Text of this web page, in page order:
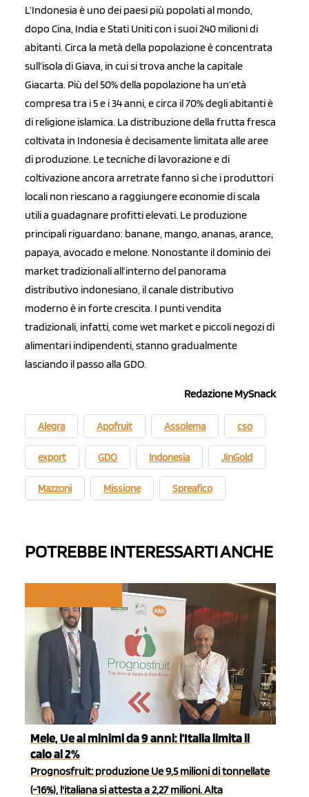
L’Indonesia è uno dei paesi più popolati al mondo,
dopo Cina, India e Stati Uniti con i suoi 240 milioni di
abitanti. Circa la metà della popolazione è concentrata
sull’isola di Giava, in cui si trova anche la capitale
Giacarta. Più del 50% della popolazione ha un’età
compresa tra i 5 e i 34 anni, e circa il 70% degli abitanti è
di religione islamica. La distribuzione della frutta fresca
coltivata in Indonesia è decisamente limitata alle aree
di produzione. Le tecniche di lavorazione e di
coltivazione ancora arretrate fanno sì che i produttori
locali non riescano a raggiungere economie di scala
utili a guadagnare profitti elevati. Le produzione
principali riguardano: banane, mango, ananas, arance,
papaya, avocado e melone. Nonostante il dominio dei
market tradizionali all’interno del panorama
distributivo indonesiano, il canale distributivo
moderno è in forte crescita. I punti vendita
tradizionali, infatti, come wet market e piccoli negozi di
alimentari indipendenti, stanno gradualmente
lasciando il passo alla GDO.
Redazione MySnack
Alegra Apofruit Assolema cso
export GDO Indonesia JinGold
Mazzoni Missione Spreafico
POTREBBE INTERESSARTI ANCHE
Mele, Ue ai minimi da 9 anni: l’Italia limita il
calo al 2%
Prognosfruit: produzione Ue 9,5 milioni di tonnellate
(-16%), l'italiana si attesta a 2,27 milioni. Alta